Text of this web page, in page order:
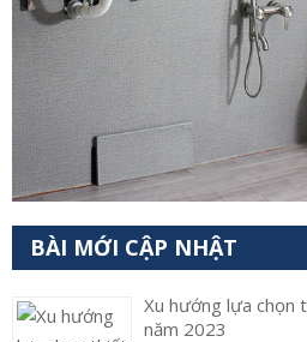
BÀI MỚI CẬP NHẬT
Xu hướng lựa chọn
năm 2023